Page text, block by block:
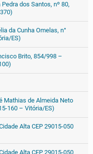
dos Santos, nº 80,
da Cunha Omelas, n°
ES)
Brito, 854/998 –
Mathias de Almeida Neto
160 – Vitória/ES)
Alta CEP 29015-050
Alta CEP 29015-050